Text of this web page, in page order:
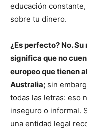
educación
sobre tu dinero.
¿Es perfecto? No.
significa que no
europeo que tienen
Australia; sin
todas las letras: eso
inseguro o informal.
una entidad legal